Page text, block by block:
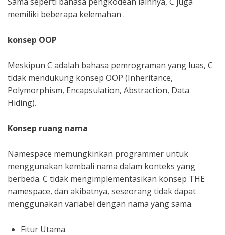
memiliki beberapa kelemahan .
konsep OOP
Meskipun C adalah bahasa pemrograman yang luas, C
tidak mendukung konsep OOP (Inheritance,
Polymorphism, Encapsulation, Abstraction, Data
Hiding).
Konsep ruang nama
Namespace memungkinkan programmer untuk
menggunakan kembali nama dalam konteks yang
berbeda. C tidak mengimplementasikan konsep THE
namespace, dan akibatnya, seseorang tidak dapat
menggunakan variabel dengan nama yang sama.
Fitur Utama